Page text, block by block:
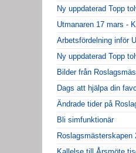
Ny uppdaterad Topp
Utmanaren 17 mars -
Arbetsfördelning inför
Ny uppdaterad Topp
Bilder från
Dags att hjälpa din
Ändrade tider på
Bli simfunktionär
Roslagsmästerskapen